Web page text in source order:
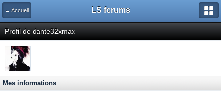
← Accueil LS forums
Profil de dante32xmax
Mes informations